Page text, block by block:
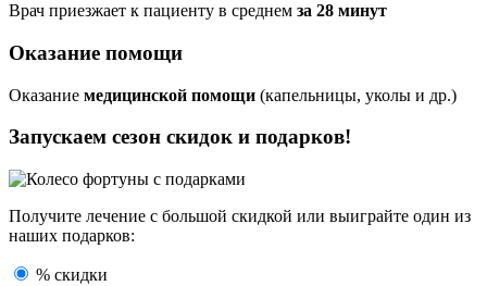
Врач приезжает к пациенту в среднем за 28 минут
Оказание помощи
Оказание медицинской помощи (капельницы, уколы и др.)
Запускаем сезон скидок и подарков!
Получите лечение с большой скидкой или выиграйте один из
наших подарков:
% скидки